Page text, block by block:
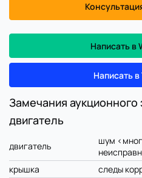
Написать в
Написать
Замечания аукционного
двигатель
двигатель
шум
крышка
следы